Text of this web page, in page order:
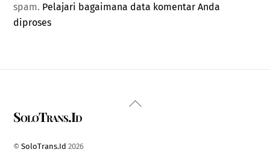
spam. Pelajari bagaimana data komentar Anda
diproses
Back
SoloTrans.Id
©SoloTrans.Id 2026